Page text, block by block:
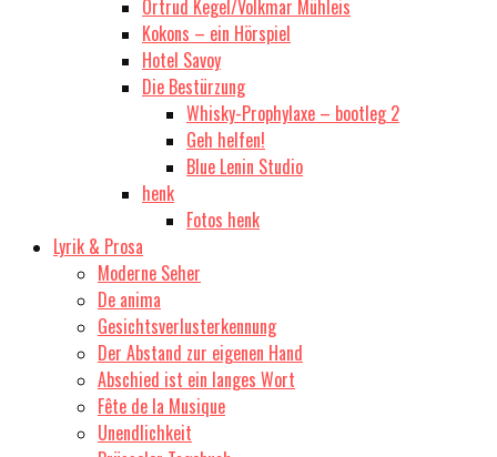
Ortrud Kegel/Volkmar Mühleis
Kokons – ein Hörspiel
Hotel Savoy
Die Bestürzung
Whisky-Prophylaxe – bootleg 2
Geh helfen!
Blue Lenin Studio
henk
Fotos henk
Lyrik & Prosa
Moderne Seher
De anima
Gesichtsverlusterkennung
Der Abstand zur eigenen Hand
Abschied ist ein langes Wort
Fête de la Musique
Unendlichkeit